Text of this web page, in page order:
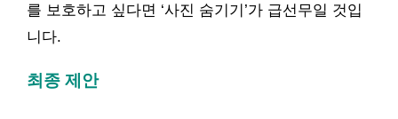
를 보호하고 싶다면 ‘사진 숨기기’가 급선무일 것입
니다.
최종 제안